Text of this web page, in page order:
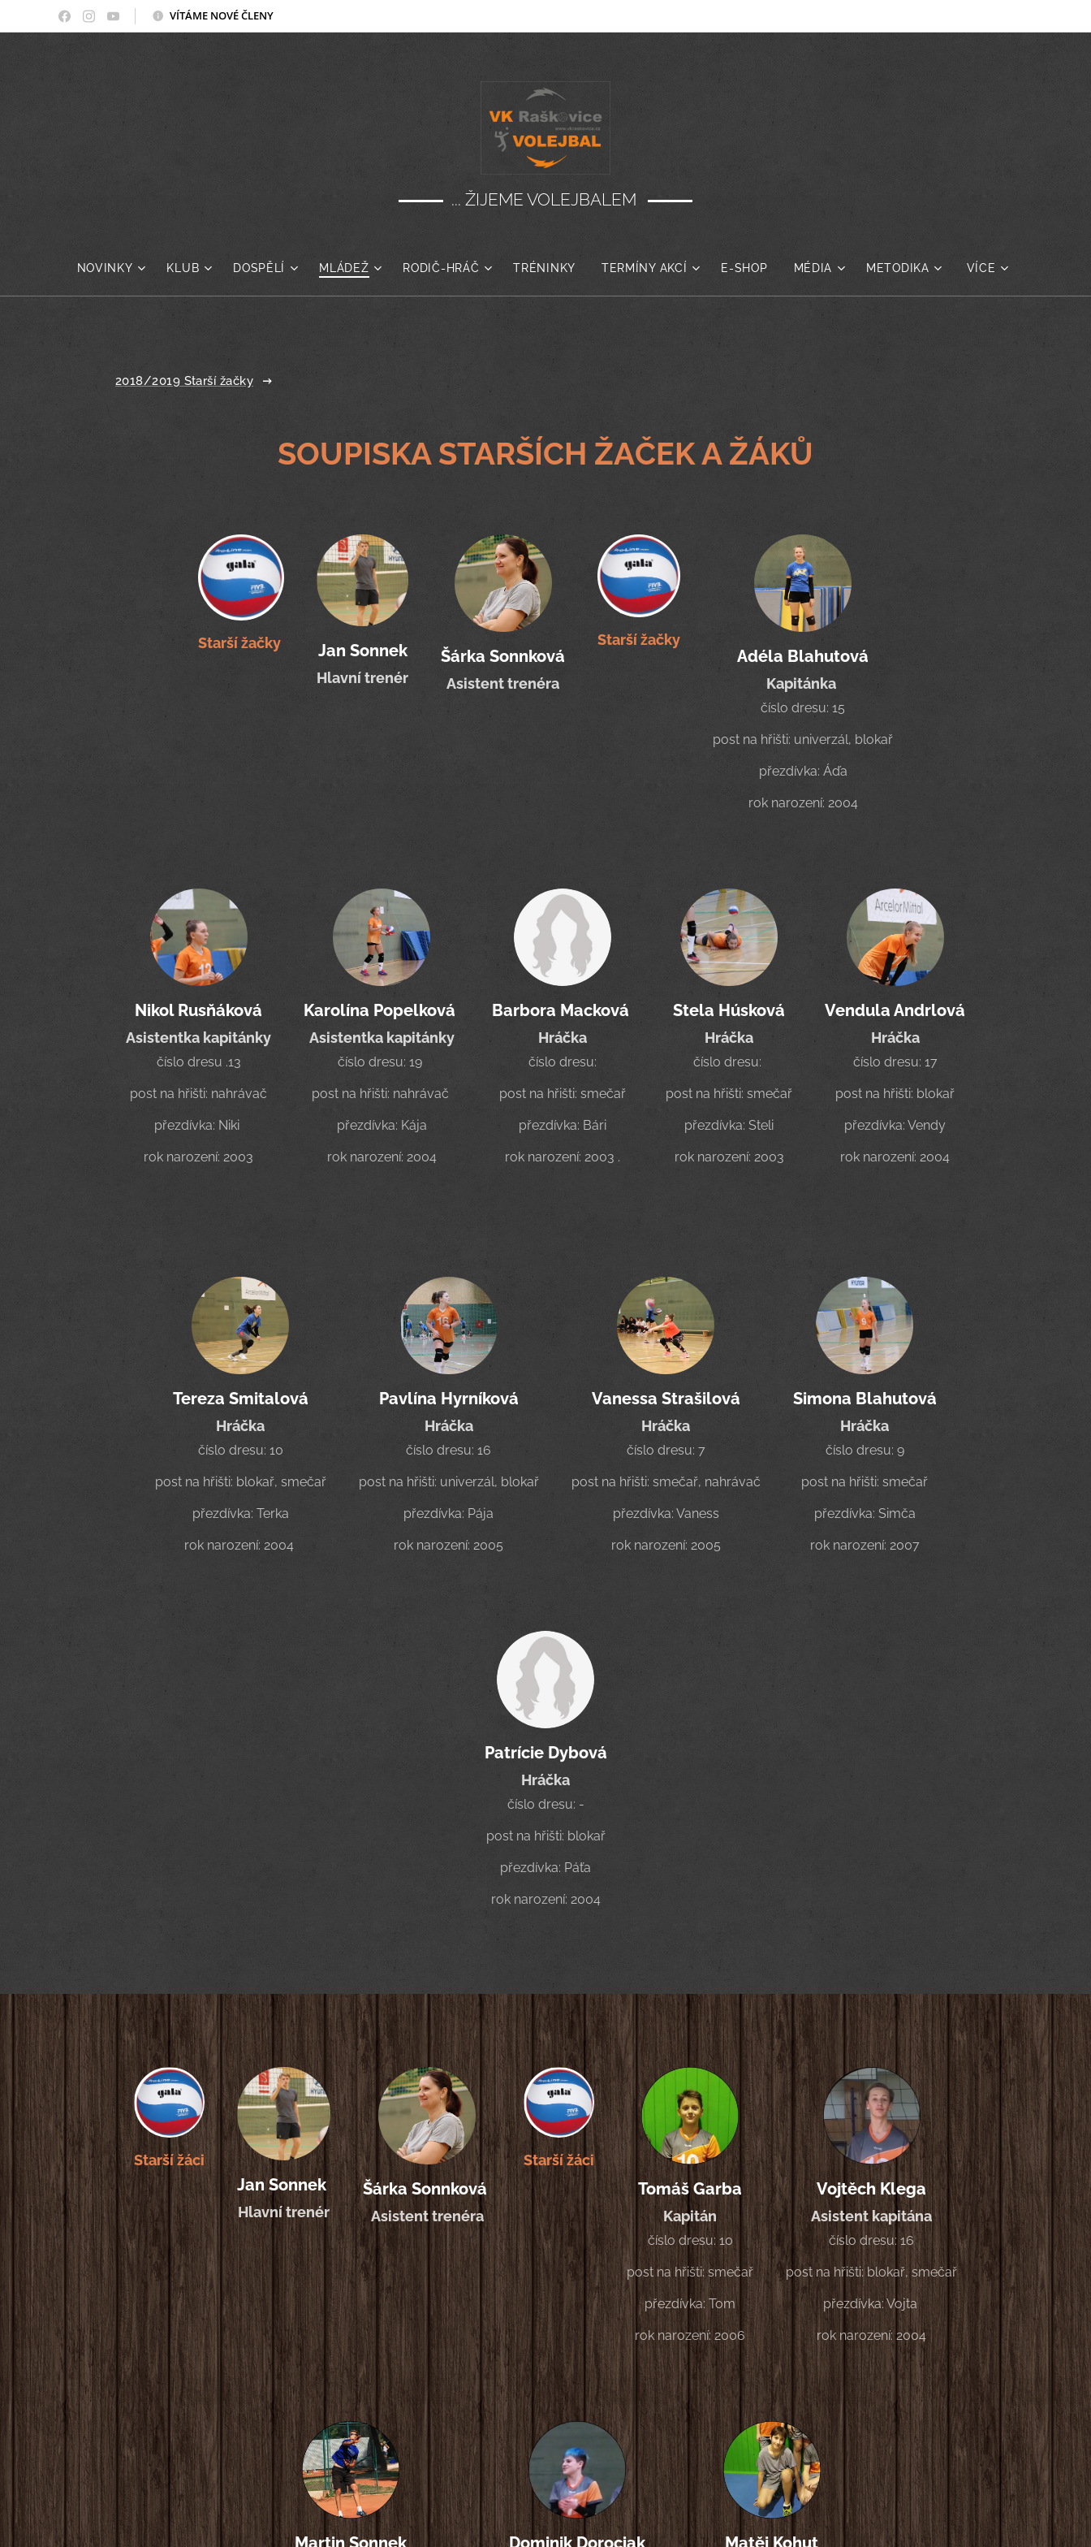
VÍTÁME NOVÉ ČLENY
... ŽIJEME VOLEJBALEM
NOVINKY KLUB DOSPĚLÍ MLÁDEŽ RODIČ-HRÁČ TRÉNINKY TERMÍNY AKCÍ E-SHOP MÉDIA METODIKA VÍCE
2018/2019 Starší žačky
SOUPISKA STARŠÍCH ŽAČEK A ŽÁKŮ
Starší žačky Jan Sonnek
Hlavní trenér
Šárka Sonnková
Asistent trenéra
Starší žačky
Adéla Blahutová
Kapitánka
číslo dresu: 15
post na hřišti: univerzál, blokař
přezdívka: Áďa
rok narození: 2004
Nikol Rusňáková
Asistentka kapitánky
číslo dresu .13
post na hřišti: nahrávač
přezdívka: Niki
rok narození: 2003
Karolína Popelková
Asistentka kapitánky
číslo dresu: 19
post na hřišti: nahrávač
přezdívka: Kája
rok narození: 2004
Barbora Macková
Hráčka
číslo dresu:
post na hřišti: smečař
přezdívka: Bári
rok narození: 2003 .
Stela Húsková
Hráčka
číslo dresu:
post na hřišti: smečař
přezdívka: Steli
rok narození: 2003
Vendula Andrlová
Hráčka
číslo dresu: 17
post na hřišti: blokař
přezdívka: Vendy
rok narození: 2004
Tereza Smitalová
Hráčka
číslo dresu: 10
post na hřišti: blokař, smečař
přezdívka: Terka
rok narození: 2004
Pavlína Hyrníková
Hráčka
číslo dresu: 16
post na hřišti: univerzál, blokař
přezdívka: Pája
rok narození: 2005
Vanessa Strašilová
Hráčka
číslo dresu: 7
post na hřišti: smečař, nahrávač
přezdívka: Vaness
rok narození: 2005
Simona Blahutová
Hráčka
číslo dresu: 9
post na hřišti: smečař
přezdívka: Simča
rok narození: 2007
Patrície Dybová
Hráčka
číslo dresu: -
post na hřišti: blokař
přezdívka: Páťa
rok narození: 2004
Starší žáci
Jan Sonnek
Hlavní trenér
Šárka Sonnková
Asistent trenéra
Starší žáci
Tomáš Garba
Kapitán
číslo dresu: 10
post na hřišti: smečař
přezdívka: Tom
rok narození: 2006
Vojtěch Klega
Asistent kapitána
číslo dresu: 16
post na hřišti: blokař, smečař
přezdívka: Vojta
rok narození: 2004
Martin Sonnek Dominik Dorociak Matěj Kohut